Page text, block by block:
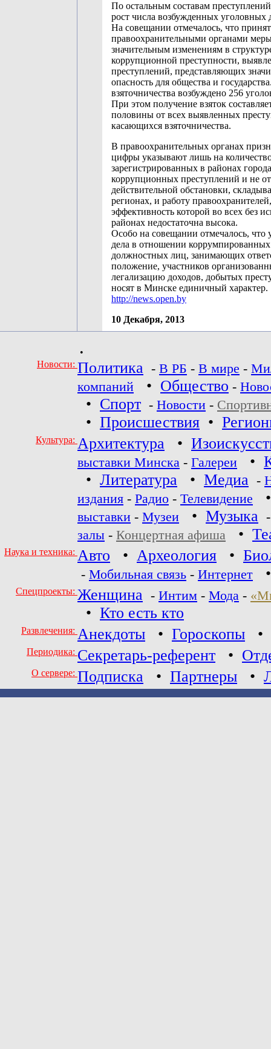
По остальным составам преступлений
рост числа возбужденных уголовных
На совещании отмечалось, что
правоохранительными органами
значительным изменениям в
коррупционной преступности,
преступлений, представляющих
опасность для общества и
взяточничества возбуждено 256
При этом получение взяток
половины от всех выявленных
касающихся взяточничества.
В правоохранительных органах
цифры указывают лишь на
зарегистрированных в районах города
коррупционных преступлений и не
действительной обстановки,
регионах, и работу правоохранителей,
эффективность которой во всех без
районах недостаточна высока.
Особо на совещании отмечалось, что
дела в отношении коррумпированных
должностных лиц, занимающих
положение, участников
легализацию доходов, добытых
носят в Минске единичный характер.
http://news.open.by
10 Декабря, 2013
•
Новости: Политика - В РБ - В мире -
компаний
• Общество -
• Спорт - Новости -
• Происшествия •
Культура: Архитектура •
выставки Минска - Галереи •
• Литература • Медиа -
издания - Радио - Телевидение
выставки - Музеи • Музыка
залы - Концертная афиша •
Наука и техника: Авто • Археология •
- Мобильная связь - Интернет
Спецпроекты: Женщина - Интим - Мода -
• Кто есть кто
Развлечения: Анекдоты • Гороскопы •
Периодика: Секретарь-референт •
О сервере: Подписка • Партнеры •